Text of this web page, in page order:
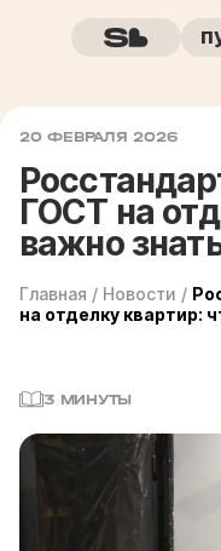
20 ФЕВРАЛЯ 2026
ГОСТ на
важно
Главная / Новости /
на отделку квартир:
3 МИНУТЫ